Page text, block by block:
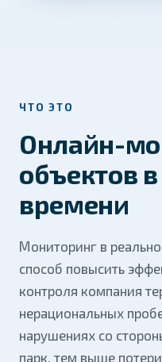
ЧТО ЭТО
Онлайн-
объектов
времени
Мониторинг в
способ повысить
контроля компания
нерациональных
нарушениях со
парк, тем выше потери.